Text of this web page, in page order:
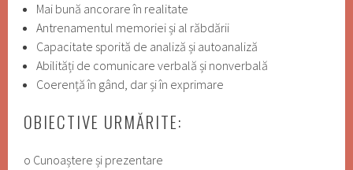
Mai bună ancorare în realitate
Antrenamentul memoriei și al răbdării
Capacitate sporită de analiză și autoanaliză
Abilități de comunicare verbală și nonverbală
Coerență în gând, dar și în exprimare
OBIECTIVE URMĂRITE:
o Cunoaștere și prezentare